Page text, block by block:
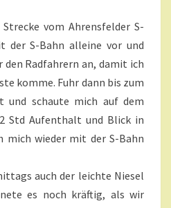
vom Ahrensfelder S-
der S-Bahn alleine vor und
Radfahrern an, damit ich
komme. Fuhr dann bis zum
und schaute mich auf dem
Std Aufenthalt und Blick in
mich wieder mit der S-Bahn
auch der leichte Niesel
es noch kräftig, als wir